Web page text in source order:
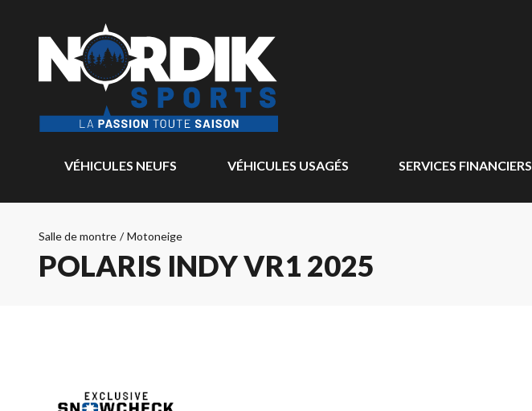
VÉHICULES NEUFS VÉHICULES USAGÉS SERVICES FINANCIERS
Salle de montre / Motoneige
POLARIS INDY VR1 2025